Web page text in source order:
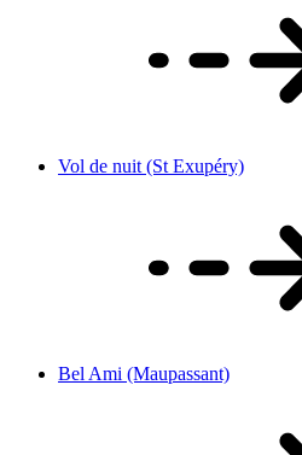
Vol de nuit (St Exupéry)
Bel Ami (Maupassant)